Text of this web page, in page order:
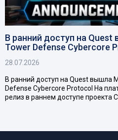
В ранний доступ на
Tower Defense Cybercore
28.07.2026
В ранний доступ на Quest вышла
Defense Cybercore Protocol На
релиз в раннем доступе проекта